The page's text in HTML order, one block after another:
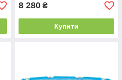
8 280 ₴
Купити